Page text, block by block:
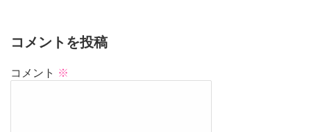
コメントを投稿
コメント ※